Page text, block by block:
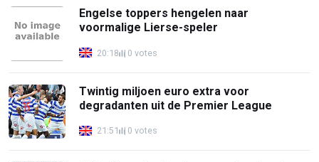
Engelse toppers hengelen naar
voormalige Lierse-speler
20:18 0 votes
Twintig miljoen euro extra voor
degradanten uit de Premier League
21:51 0 votes